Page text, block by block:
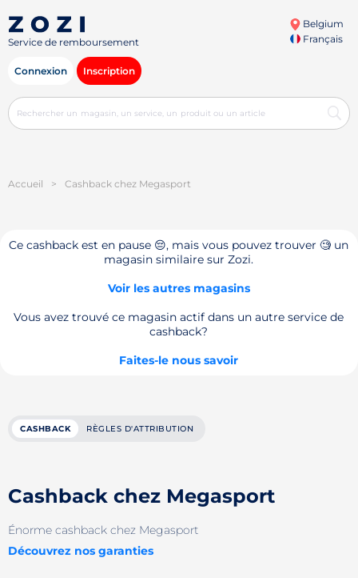
Service de remboursement
Belgium
Français
Connexion Inscription
Accueil > Cashback chez Megasport
Ce cashback est en pause 😔, mais vous pouvez trouver 🧐 un
magasin similaire sur Zozi.
Voir les autres magasins
Vous avez trouvé ce magasin actif dans un autre service de
cashback?
Faites-le nous savoir
CASHBACK RÈGLES D'ATTRIBUTION
Cashback chez Megasport
Énorme cashback chez Megasport
Découvrez nos garanties